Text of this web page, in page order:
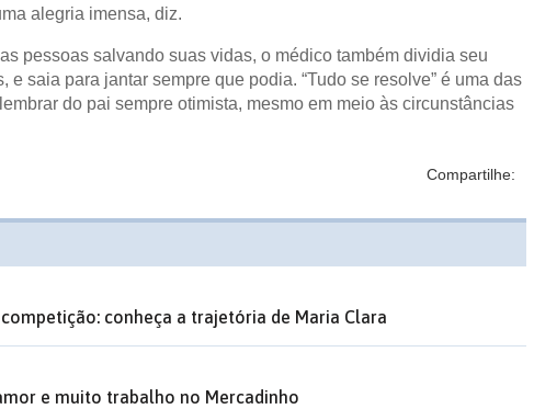
alegria imensa, diz.
pessoas salvando suas vidas, o médico também dividia seu
saia para jantar sempre que podia. “Tudo se resolve” é uma das
do pai sempre otimista, mesmo em meio às circunstâncias
Compartilhe:
conheça a trajetória de Maria Clara
e muito trabalho no Mercadinho